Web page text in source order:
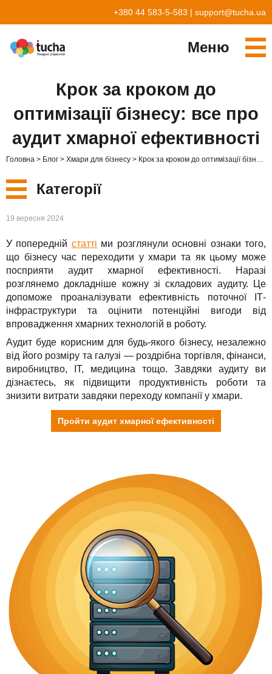
+380 44 583-5-583 | support@tucha.ua
Меню
TuchaBit+
TuchaBackup
TuchaHosting
TuchaSync
Хмари для e-commerce
Віддалений офіс
Реселінг хостингу
Стати партнером
Відгуки
Кар'єра
Контакти
Крок за кроком до
оптимізації бізнесу: все про
аудит хмарної ефективності
Головна Блог Хмари для бізнесу Крок за кроком до оптимізації бізнесу: все про аудит хмарної ефективності
Категорії
Нові
Сервіси
Рішення
Для бізнесу
Техпідтримка
Інструкції
FAQ
Акції
19 вересня 2024
У попередній статті ми розглянули основні ознаки того,
що бізнесу час переходити у хмари та як цьому може
посприяти аудит хмарної ефективності. Наразі
розглянемо докладніше кожну зі складових аудиту. Це
допоможе проаналізувати ефективність поточної ІТ-
інфраструктури та оцінити потенційні вигоди від
впровадження хмарних технологій в роботу.
Аудит буде корисним для будь-якого бізнесу, незалежно
від його розміру та галузі — роздрібна торгівля, фінанси,
виробництво, ІТ, медицина тощо. Завдяки аудиту ви
дізнаєтесь, як підвищити продуктивність роботи та
знизити витрати завдяки переходу компанії у хмари.
Пройти аудит хмарної ефективності